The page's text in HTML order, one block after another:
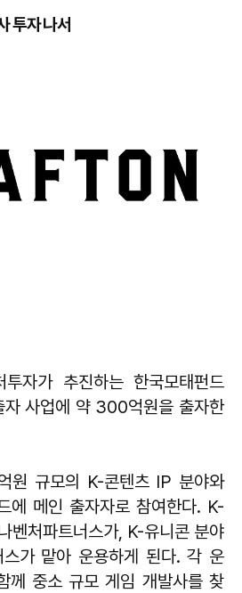
투자 나서
투자가 추진하는 한국모태펀드
자 사업에 약 300억원을 출자한
원 규모의 K-콘텐츠 IP 분야와
에 메인 출자자로 참여한다. K-
벤처파트너스가, K-유니콘 분야
스가 맡아 운용하게 된다. 각 운
께 중소 규모 게임 개발사를 찾